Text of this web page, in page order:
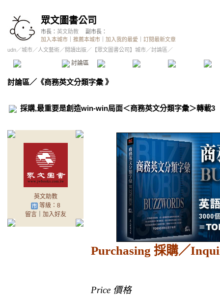
眾文圖書公司
市長： 英文助教
副市長：
加入本城市
推薦本城市 加入我的最愛
訂閱最新文章
udn／城市／人文藝術／閱讀出版 ／ 【眾文圖書公司】城市／討論區／
討論區 精華區 投票區 影像館
討論區／ 《商務英文分類字彙 》
採購,最重要是創造win-win局面＜商務英文分類字彙＞轉載3
英文助教
等級：8
留言｜ 加入好友
Purchasing 採購／
Price 價格